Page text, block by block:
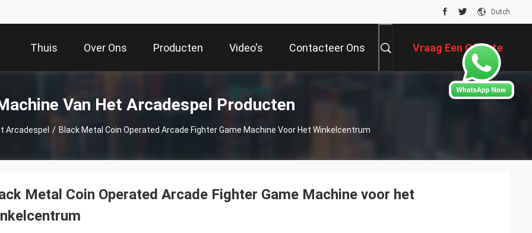
Dutch
Thuis Over Ons Producten Video's Contacteer Ons Vraag Een Offerte
Aan
Van Het Arcadespel Producten
Arcadespel / Black Metal Coin Operated Arcade Fighter Game Machine Voor Het Winkelcentrum
Metal Coin Operated Arcade Fighter Game Machine voor het